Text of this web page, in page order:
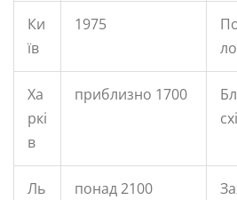
Ки
їв
1975
Ха
ркі
в
приблизно 1700
Ль
понад 2100